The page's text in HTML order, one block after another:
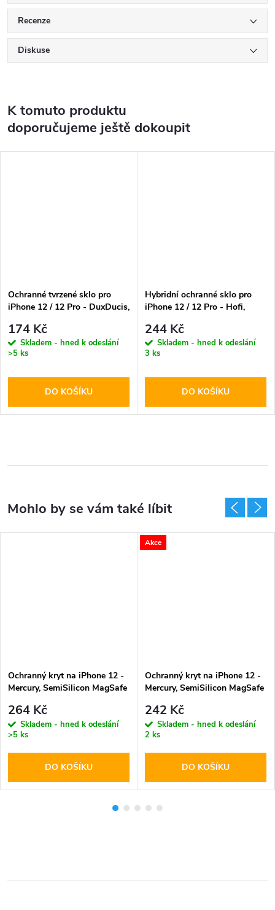
Recenze
Diskuse
K tomuto produktu
doporučujeme ještě dokoupit
Ochranné tvrzené sklo pro
iPhone 12 / 12 Pro - DuxDucis,
174 Kč
Skladem - hned k odeslání
>5 ks
DO KOŠÍKU
Hybridní ochranné sklo pro
iPhone 12 / 12 Pro - Hofi,
244 Kč
Skladem - hned k odeslání
3 ks
DO KOŠÍKU
Ochranný kryt na iPhone 12 -
Mercury, SemiSilicon MagSafe
264 Kč
Skladem - hned k odeslání
>5 ks
DO KOŠÍKU
Akce
Ochranný kryt na iPhone 12 -
Mercury, SemiSilicon MagSafe
242 Kč
Skladem - hned k odeslání
2 ks
DO KOŠÍKU